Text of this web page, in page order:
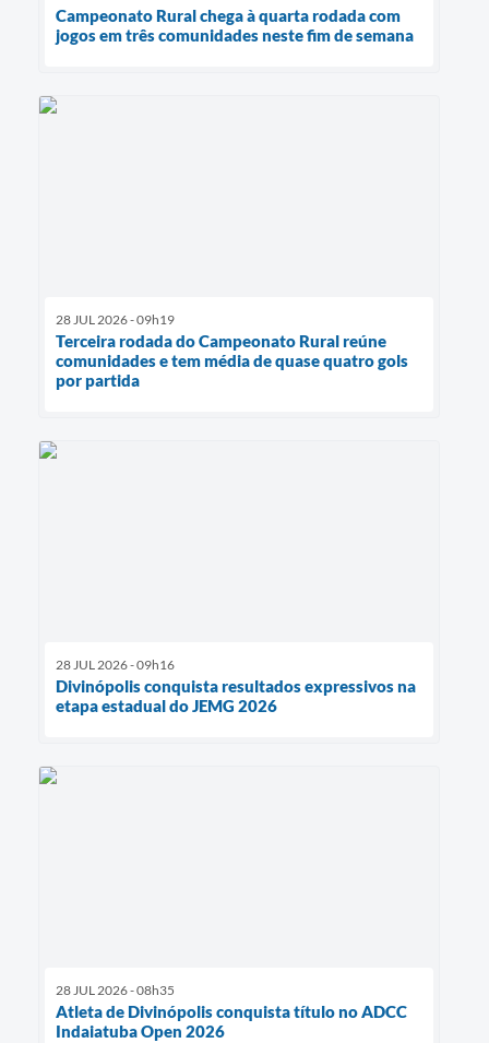
Campeonato Rural chega à quarta rodada com
jogos em três comunidades neste fim de semana
28 JUL 2026 - 09h19
Terceira rodada do Campeonato Rural reúne
comunidades e tem média de quase quatro gols
por partida
28 JUL 2026 - 09h16
Divinópolis conquista resultados expressivos na
etapa estadual do JEMG 2026
28 JUL 2026 - 08h35
Atleta de Divinópolis conquista título no ADCC
Indaiatuba Open 2026